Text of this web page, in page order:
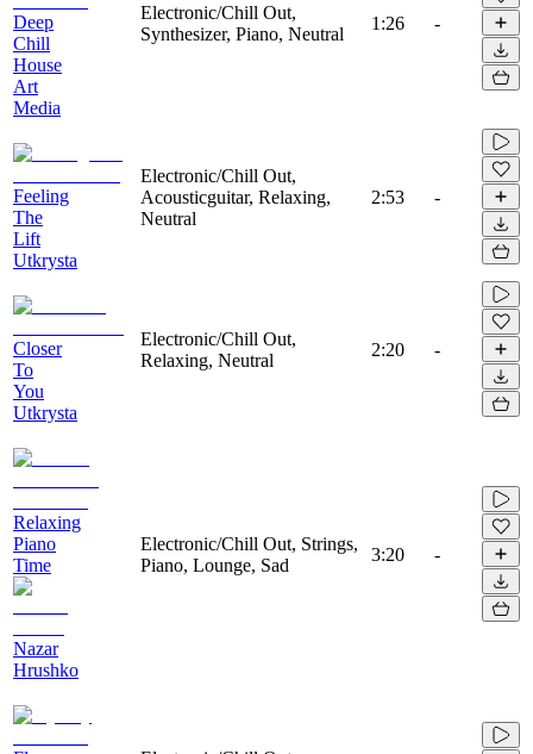
Deep
Chill
House
Art
Media
Electronic/Chill Out,
Synthesizer, Piano, Neutral
1:26 -
Feeling
The
Lift
Utkrysta
Electronic/Chill Out,
Acousticguitar, Relaxing,
Neutral
2:53 -
Closer
To
You
Utkrysta
Electronic/Chill Out,
Relaxing, Neutral
2:20 -
Relaxing
Piano
Time
Nazar
Hrushko
Electronic/Chill Out, Strings,
Piano, Lounge, Sad
3:20 -